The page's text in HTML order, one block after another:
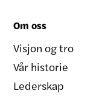
Om oss
Visjon og tro
Vår historie
Lederskap